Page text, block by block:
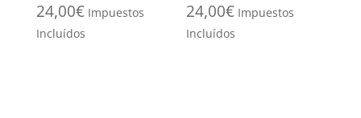
24,00€ Impuestos
Incluídos
24,00€ Impuestos
Incluídos